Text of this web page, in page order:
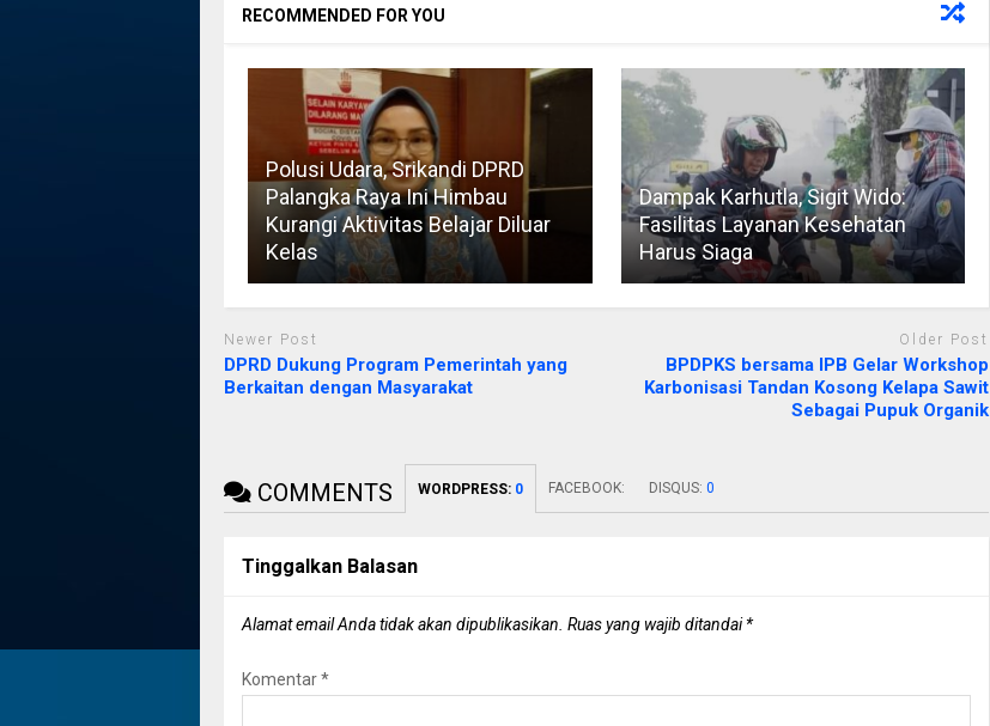
RECOMMENDED FOR YOU
Polusi Udara, Srikandi DPRD
Palangka Raya Ini Himbau
Kurangi Aktivitas Belajar Diluar
Kelas
Dampak Karhutla, Sigit Wido:
Fasilitas Layanan Kesehatan
Harus Siaga
Newer Post
DPRD Dukung Program Pemerintah yang
Berkaitan dengan Masyarakat
Older Post
BPDPKS bersama IPB Gelar Workshop
Karbonisasi Tandan Kosong Kelapa Sawit
Sebagai Pupuk Organik
COMMENTS WORDPRESS: 0 FACEBOOK: DISQUS: 0
Tinggalkan Balasan
Alamat email Anda tidak akan dipublikasikan. Ruas yang wajib ditandai*
Komentar*